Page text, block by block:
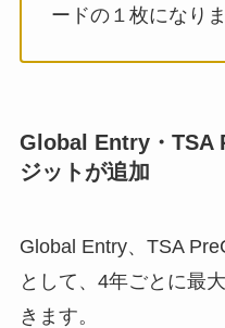
ードの１枚になり
Global Entry・TSA
ジットが追加
Global Entry、TSA
として、4年ごとに最
きます。